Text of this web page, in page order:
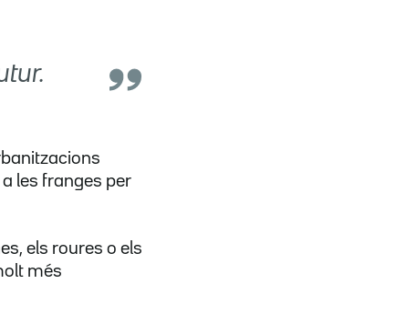
les franges per
els roures o els
més